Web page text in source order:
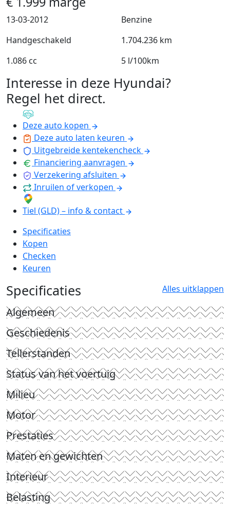
13-03-2012
Benzine
Handgeschakeld
1.704.236 km
1.086 cc
5 l/100km
Interesse in deze Hyundai?
Regel het direct.
Deze auto kopen
Deze auto laten keuren
Uitgebreide kentekencheck
Financiering aanvragen
Verzekering afsluiten
Inruilen of verkopen
Tiel (GLD) – info & contact
Specificaties
Kopen
Checken
Keuren
Specificaties Alles uitklappen
Algemeen
Geschiedenis
Tellerstanden
Status van het voertuig
Milieu
Motor
Prestaties
Maten en gewichten
Interieur
Belasting